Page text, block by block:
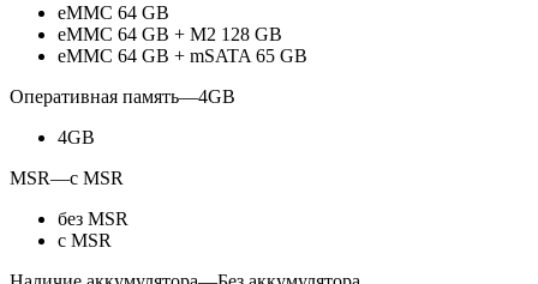
eMMC 64 GB
eMMC 64 GB + M2 128 GB
eMMC 64 GB + mSATA 65 GB
Оперативная память—4GB
4GB
MSR—с MSR
без MSR
с MSR